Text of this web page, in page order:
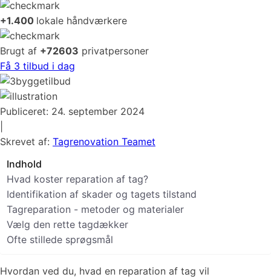
+1.400 lokale håndværkere
Brugt af +72603 privatpersoner
Få 3 tilbud i dag
Publiceret: 24. september 2024
Skrevet af: Tagrenovation Teamet
Indhold
Hvad koster reparation af tag?
Identifikation af skader og tagets tilstand
Tagreparation - metoder og materialer
Vælg den rette tagdækker
Ofte stillede sprøgsmål
Hvordan ved du, hvad en reparation af tag vil